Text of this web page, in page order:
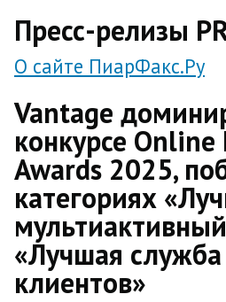
Пресс-релизы
О сайте ПиарФакс.Ру
Vantage
конкурсе Online
Awards 2025,
категориях
«Лучшая
клиентов»